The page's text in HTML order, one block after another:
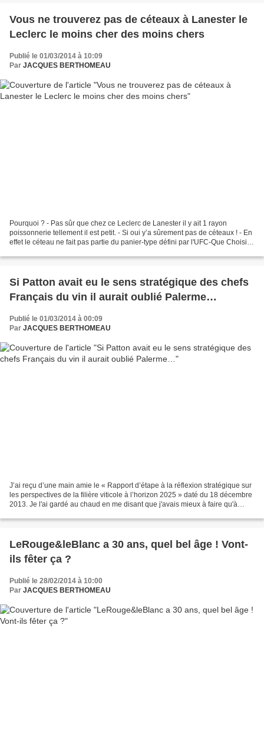
Vous ne trouverez pas de céteaux à Lanester le
Leclerc le moins cher des moins chers
Publié le 01/03/2014 à 10:09
Par JACQUES BERTHOMEAU
Pourquoi ? - Pas sûr que chez ce Leclerc de Lanester il y ait 1 rayon
poissonnerie tellement il est petit. - Si oui y’a sûrement pas de céteaux ! - En
effet le céteau ne fait pas partie du panier-type défini par l'UFC-Que Choisir,
Si Patton avait eu le sens stratégique des chefs
Français du vin il aurait oublié Palerme…
Publié le 01/03/2014 à 00:09
Par JACQUES BERTHOMEAU
J’ai reçu d’une main amie le « Rapport d’étape à la réflexion stratégique sur
les perspectives de la filière viticole à l’horizon 2025 » daté du 18 décembre
2013. Je l'ai gardé au chaud en me disant que j'avais mieux à faire qu'à
LeRouge&leBlanc a 30 ans, quel bel âge ! Vont-
ils fêter ça ?
Publié le 28/02/2014 à 10:00
Par JACQUES BERTHOMEAU